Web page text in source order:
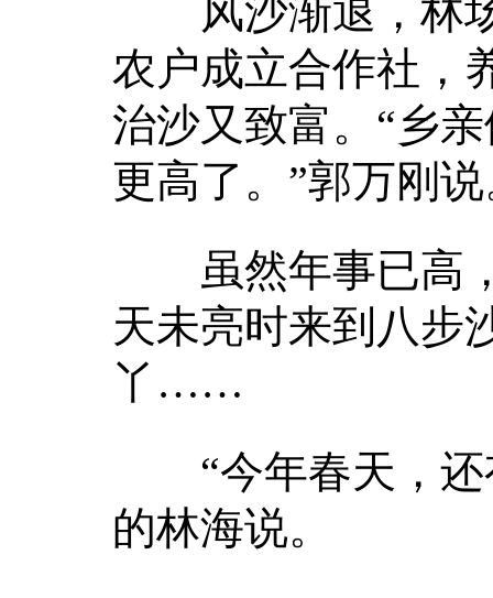
风沙渐退，林场
农户成立合作社，
治沙又致富。“乡
更高了。”郭万刚
虽然年事已高，
天未亮时来到八步
丫……
“今年春天，还
的林海说。